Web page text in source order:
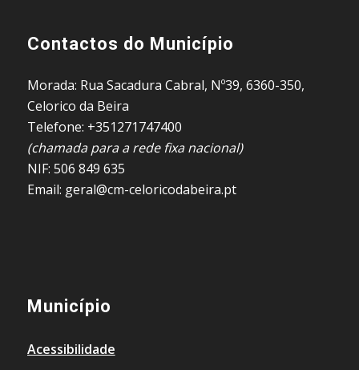
Contactos do Município
Morada: Rua Sacadura Cabral, Nº39, 6360-350,
Celorico da Beira
Telefone: +351271747400
(chamada para a rede fixa nacional)
NIF: 506 849 635
Email: geral@cm-celoricodabeira.pt
Município
Acessibilidade